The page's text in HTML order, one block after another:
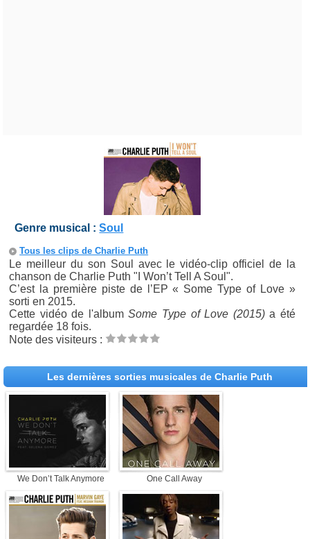
Genre musical :Soul
Tous les clips de Charlie Puth
Le meilleur du son Soul avec le vidéo-clip officiel de la
chanson de Charlie Puth "I Won’t Tell A Soul".
C’est la première piste de l’EP « Some Type of Love »
sorti en 2015.
Cette vidéo de l'albumSome Type of Love (2015)a été
regardée 18 fois.
Note des visiteurs :
Les dernières sorties musicales de Charlie Puth
We Don’t Talk Anymore One Call Away